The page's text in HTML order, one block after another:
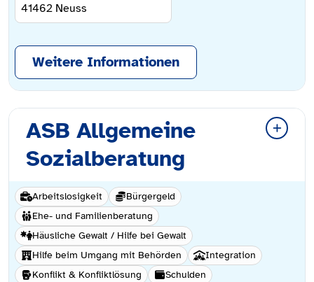
41462 Neuss
Weitere Informationen
ASB Allgemeine
Sozialberatung
Arbeitslosigkeit
Bürgergeld
Ehe- und Familienberatung
Häusliche Gewalt / Hilfe bei Gewalt
Hilfe beim Umgang mit Behörden
Integration
Konflikt & Konfliktlösung
Schulden